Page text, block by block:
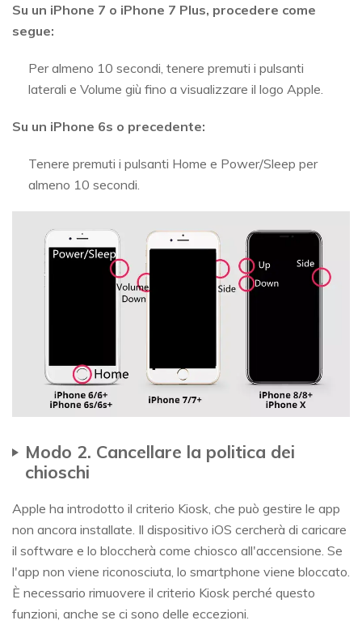
Su un iPhone 7 o iPhone 7 Plus, procedere come
segue:
Per almeno 10 secondi, tenere premuti i pulsanti
laterali e Volume giù fino a visualizzare il logo Apple.
Su un iPhone 6s o precedente:
Tenere premuti i pulsanti Home e Power/Sleep per
almeno 10 secondi.
Modo 2. Cancellare la politica dei
chioschi
Apple ha introdotto il criterio Kiosk, che può gestire le app
non ancora installate. Il dispositivo iOS cercherà di caricare
il software e lo bloccherà come chiosco all'accensione. Se
l'app non viene riconosciuta, lo smartphone viene bloccato.
È necessario rimuovere il criterio Kiosk perché questo
funzioni, anche se ci sono delle eccezioni.